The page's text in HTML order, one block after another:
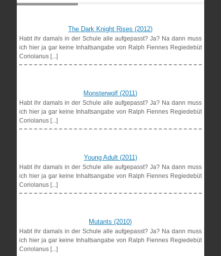
The Dark Knight Rises (2012)
Habt ihr damals in der Schule alle aufgepasst? Ja? Na dann muss
ich hier ja gar keine Inhaltsangabe von Ralph Fiennes Regiedebüt
Coriolanus [...]
Monsterwolf (2011)
Habt ihr damals in der Schule alle aufgepasst? Ja? Na dann muss
ich hier ja gar keine Inhaltsangabe von Ralph Fiennes Regiedebüt
Coriolanus [...]
Young Adult (2011)
Habt ihr damals in der Schule alle aufgepasst? Ja? Na dann muss
ich hier ja gar keine Inhaltsangabe von Ralph Fiennes Regiedebüt
Coriolanus [...]
Mutants (2010)
Habt ihr damals in der Schule alle aufgepasst? Ja? Na dann muss
ich hier ja gar keine Inhaltsangabe von Ralph Fiennes Regiedebüt
Coriolanus [...]